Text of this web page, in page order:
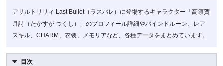
アサルトリリィ Last Bullet（ラスバレ）に登場するキャラクター「高須賀
月詩（たかすが つくし）」のプロフィール詳細やバインドルーン、レア
スキル、CHARM、衣装、メモリアなど、各種データをまとめています。
目次